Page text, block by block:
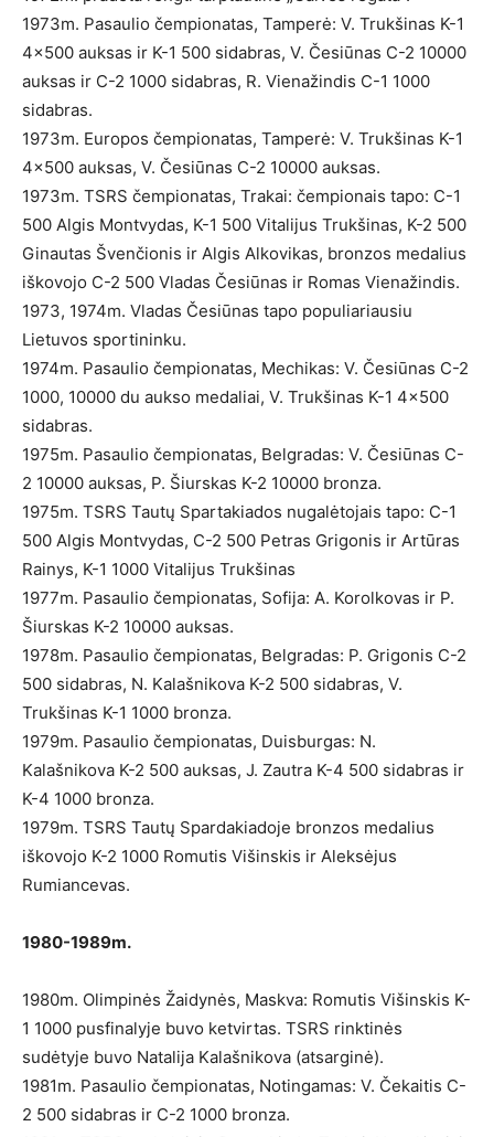
1973m. Pasaulio čempionatas, Tamperė: V. Trukšinas K-1
4×500 auksas ir K-1 500 sidabras, V. Česiūnas C-2 10000
auksas ir C-2 1000 sidabras, R. Vienažindis C-1 1000
sidabras.
1973m. Europos čempionatas, Tamperė: V. Trukšinas K-1
4×500 auksas, V. Česiūnas C-2 10000 auksas.
1973m. TSRS čempionatas, Trakai: čempionais tapo: C-1
500 Algis Montvydas, K-1 500 Vitalijus Trukšinas, K-2 500
Ginautas Švenčionis ir Algis Alkovikas, bronzos medalius
iškovojo C-2 500 Vladas Česiūnas ir Romas Vienažindis.
1973, 1974m. Vladas Česiūnas tapo populiariausiu
Lietuvos sportininku.
1974m. Pasaulio čempionatas, Mechikas: V. Česiūnas C-2
1000, 10000 du aukso medaliai, V. Trukšinas K-1 4×500
sidabras.
1975m. Pasaulio čempionatas, Belgradas: V. Česiūnas C-
2 10000 auksas, P. Šiurskas K-2 10000 bronza.
1975m. TSRS Tautų Spartakiados nugalėtojais tapo: C-1
500 Algis Montvydas, C-2 500 Petras Grigonis ir Artūras
Rainys, K-1 1000 Vitalijus Trukšinas
1977m. Pasaulio čempionatas, Sofija: A. Korolkovas ir P.
Šiurskas K-2 10000 auksas.
1978m. Pasaulio čempionatas, Belgradas: P. Grigonis C-2
500 sidabras, N. Kalašnikova K-2 500 sidabras, V.
Trukšinas K-1 1000 bronza.
1979m. Pasaulio čempionatas, Duisburgas: N.
Kalašnikova K-2 500 auksas, J. Zautra K-4 500 sidabras ir
K-4 1000 bronza.
1979m. TSRS Tautų Spardakiadoje bronzos medalius
iškovojo K-2 1000 Romutis Višinskis ir Aleksėjus
Rumiancevas.
1980-1989m.
1980m. Olimpinės Žaidynės, Maskva: Romutis Višinskis K-
1 1000 pusfinalyje buvo ketvirtas. TSRS rinktinės
sudėtyje buvo Natalija Kalašnikova (atsarginė).
1981m. Pasaulio čempionatas, Notingamas: V. Čekaitis C-
2 500 sidabras ir C-2 1000 bronza.